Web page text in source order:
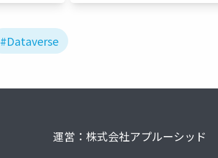
#Dataverse
運営：株式会社アプルーシッド